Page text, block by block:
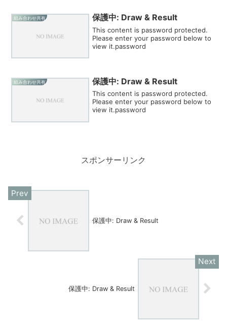
組み合わせ共有 保護中: Draw & Result
This content is password protected.
Please enter your password below to
view it.password
組み合わせ共有 保護中: Draw & Result
This content is password protected.
Please enter your password below to
view it.password
スポンサーリンク
保護中: Draw & Result
保護中: Draw & Result